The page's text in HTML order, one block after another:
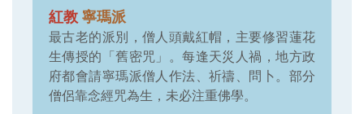
紅教 寧瑪派
最古老的派別，僧人頭戴紅帽，主要修習蓮花
生傳授的「舊密咒」。每逢天災人禍，地方政
府都會請寧瑪派僧人作法、祈禱、問卜。部分
僧侶靠念經咒為生，未必注重佛學。